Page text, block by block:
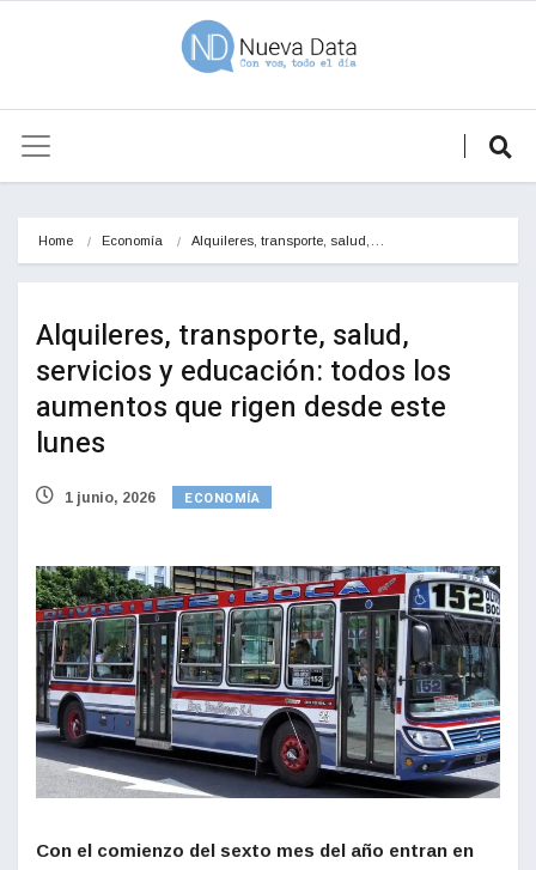
Home Economía Alquileres, transporte, salud,…
Alquileres, transporte, salud,
servicios y educación: todos los
aumentos que rigen desde este
lunes
1 junio, 2026 ECONOMÍA
Con el comienzo del sexto mes del año entran en